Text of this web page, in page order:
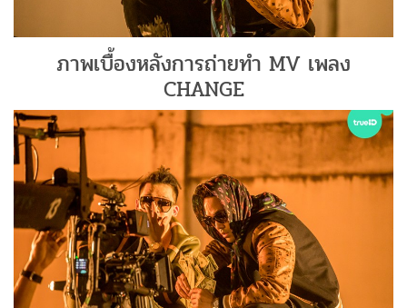
ภาพเบื้องหลังการถ่ายทำ MV เพลง
CHANGE